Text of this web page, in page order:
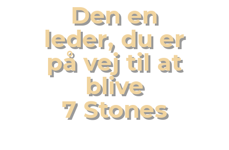
Den en
leder, du er
på vej til at
blive
7 Stones